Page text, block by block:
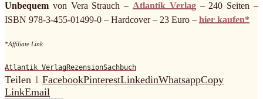
Unbequem von Vera Strauch – Atlantik Verlag– 240 Seiten –
ISBN 978-3-455-01499-0 – Hardcover – 23 Euro – hier kaufen*
*Affiliate Link
Atlantik VerlagRezensionSachbuch
Teilen 1 FacebookPinterestLinkedinWhatsappCopy
LinkEmail